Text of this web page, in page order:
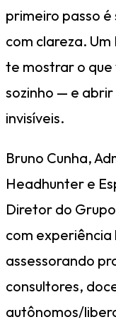
primeiro passo é
com clareza.
te mostrar o
sozinho — e
invisíveis.
Bruno Cunha,
Headhunter e
Diretor do
com experiência
assessorando
consultores,
autônomos/